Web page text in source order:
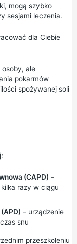
mogą szybko
sesjami leczenia.
dla Ciebie
ale
pokarmów
spożywanej soli
(CAPD) –
razy w ciągu
– urządzenie
snu
przeszkoleniu